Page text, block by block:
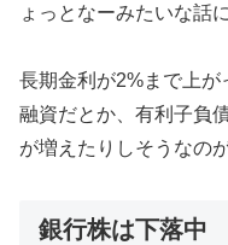
ょっとなーみたいな話
長期金利が2%まで上
融資だとか、有利子負
が増えたりしそうなの
銀行株は下落中